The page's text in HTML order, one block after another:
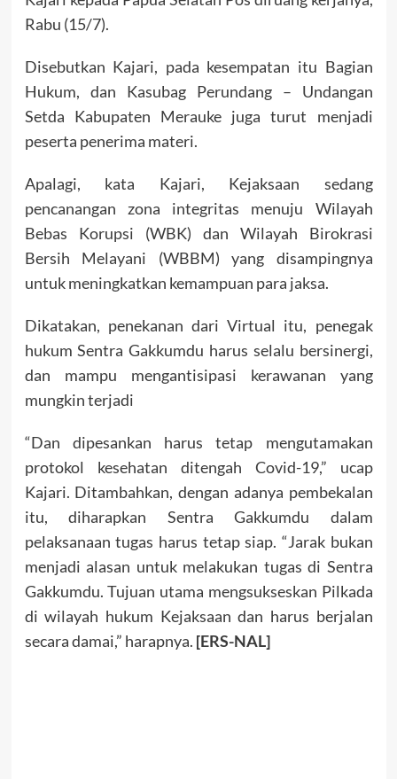
Rabu (15/7).
Disebutkan Kajari, pada kesempatan itu Bagian
Hukum, dan Kasubag Perundang – Undangan
Setda Kabupaten Merauke juga turut menjadi
peserta penerima materi.
Apalagi, kata Kajari, Kejaksaan sedang
pencanangan zona integritas menuju Wilayah
Bebas Korupsi (WBK) dan Wilayah Birokrasi
Bersih Melayani (WBBM) yang disampingnya
untuk meningkatkan kemampuan para jaksa.
Dikatakan, penekanan dari Virtual itu, penegak
hukum Sentra Gakkumdu harus selalu bersinergi,
dan mampu mengantisipasi kerawanan yang
mungkin terjadi
“Dan dipesankan harus tetap mengutamakan
protokol kesehatan ditengah Covid-19,” ucap
Kajari. Ditambahkan, dengan adanya pembekalan
itu, diharapkan Sentra Gakkumdu dalam
pelaksanaan tugas harus tetap siap. “Jarak bukan
menjadi alasan untuk melakukan tugas di Sentra
Gakkumdu. Tujuan utama mengsukseskan Pilkada
di wilayah hukum Kejaksaan dan harus berjalan
secara damai,” harapnya. [ERS-NAL]